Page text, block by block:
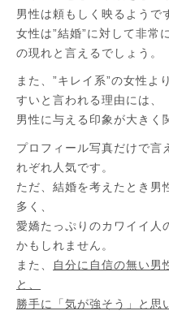
男性は頼もしく映るようで
女性は”結婚”に対して非常
の現れと言えるでしょう。
また、”キレイ系”の女性よ
すいと言われる理由には、
男性に与える印象が大きく
プロフィール写真だけで言
れぞれ人気です。
ただ、結婚を考えたとき男
多く、
愛嬌たっぷりのカワイイ人
かもしれません。
また、
自分に自信の無い男
と、
勝手に「気が強そう」と思